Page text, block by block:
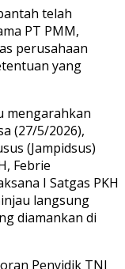
telah
PT PMM,
perusahaan
yang
mengarahkan
(27/5/2026),
(Jampidsus)
Febrie
I Satgas PKH
langsung
diamankan di
Penyidik TNI